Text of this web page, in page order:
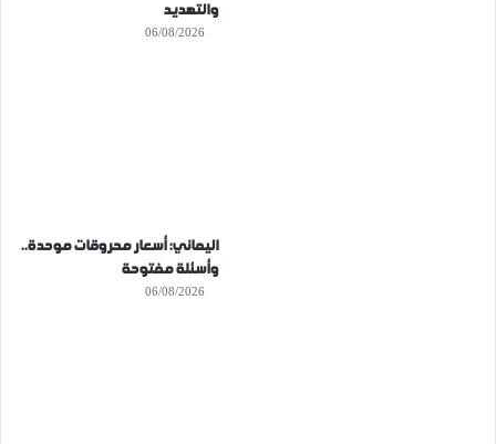
والتهديد
06/08/2026
اليماني: أسعار محروقات موحدة..
وأسئلة مفتوحة
06/08/2026